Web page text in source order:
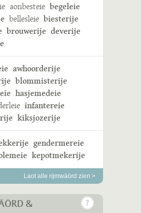
aonbesteie begeleie
bellesleie biesterije
brouwerije deverije
awhoorderije
blommisterije
hasjemedeie
infantereie
kiksjozerije
gendermereie
kepotmekerije
Laot alle rijmwäörd zien >
&